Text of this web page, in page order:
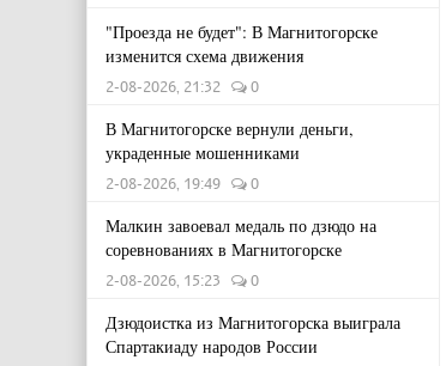
"Проезда не будет": В Магнитогорске
изменится схема движения
2-08-2026, 21:32 0
В Магнитогорске вернули деньги,
украденные мошенниками
2-08-2026, 19:49 0
Малкин завоевал медаль по дзюдо на
соревнованиях в Магнитогорске
2-08-2026, 15:23 0
Дзюдоистка из Магнитогорска выиграла
Спартакиаду народов России